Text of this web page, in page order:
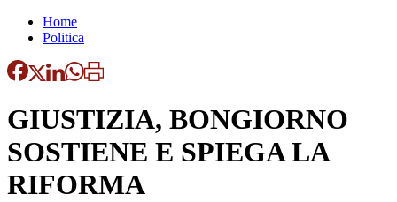
Home
Politica
GIUSTIZIA, BONGIORNO
SOSTIENE E SPIEGA LA
RIFORMA